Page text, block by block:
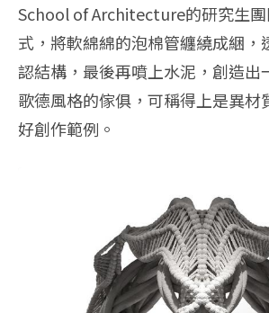
School of Architecture的研究生
式，將軟綿綿的泡棉管纏繞成綑，
認結構，最後再噴上水泥，創造出
歌德風格的傢俱，可稱得上是異材
好創作範例。